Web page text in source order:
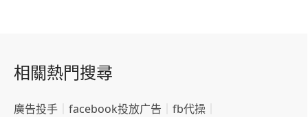
相關熱門搜尋
廣告投手 facebook投放广告 fb代操